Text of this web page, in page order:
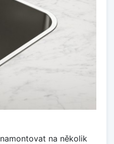
na několik